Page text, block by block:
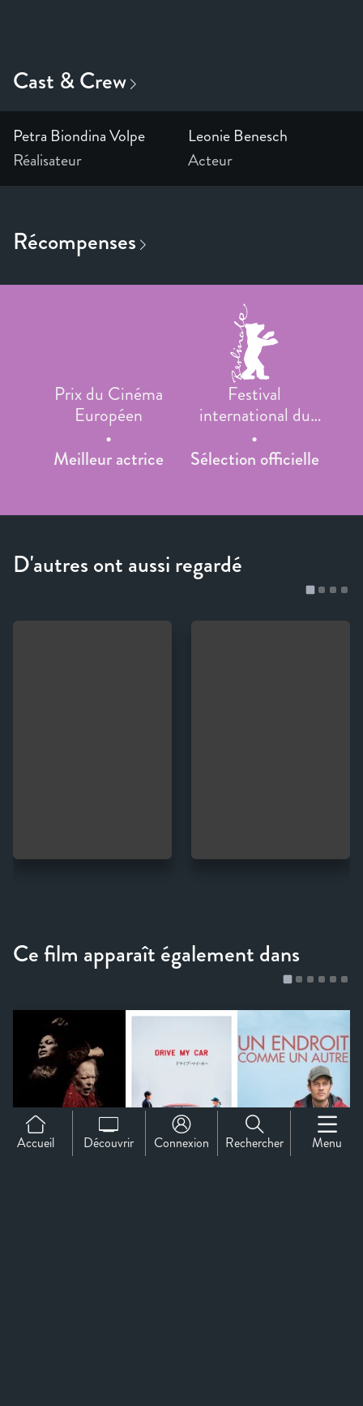
Petra Biondina Volpe
Réalisateur
Leonie Benesch
Acteur
Prix du Cinéma
Européen
Meilleur actrice
Festival
international du
film de Berlin
Sélection officielle
Accueil Découvrir Connexion Rechercher Menu